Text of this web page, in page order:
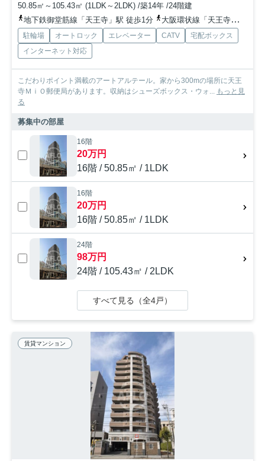
50.85㎡～105.43㎡ (1LDK～2LDK) /築14年 /24階建
地下鉄御堂筋線「天王寺」駅 徒歩1分
大阪環状線「天王寺」駅 徒歩3分
駐輪場 オートロック エレベーター CATV
宅配ボックス
インターネット対応
こだわりポイント満載のアートアルテール。家から300mの場所に天王
寺ＭｉＯ郵便局があります。収納はシューズボックス・ウォ... もっと見
る
募集中の部屋
16階
20万円
16階 / 50.85㎡ / 1LDK
16階
20万円
16階 / 50.85㎡ / 1LDK
24階
98万円
24階 / 105.43㎡ / 2LDK
すべて見る（全4戸）
賃貸マンション